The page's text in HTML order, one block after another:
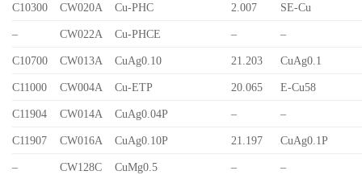
C10300 CW020A Cu-PHC 2.007 SE-Cu
– CW022A Cu-PHCE – –
C10700 CW013A CuAg0.10 21.203 CuAg0.1
C11000 CW004A Cu-ETP 20.065 E-Cu58
C11904 CW014A CuAg0.04P – –
C11907 CW016A CuAg0.10P 21.197 CuAg0.1P
– CW128C CuMg0.5 – –